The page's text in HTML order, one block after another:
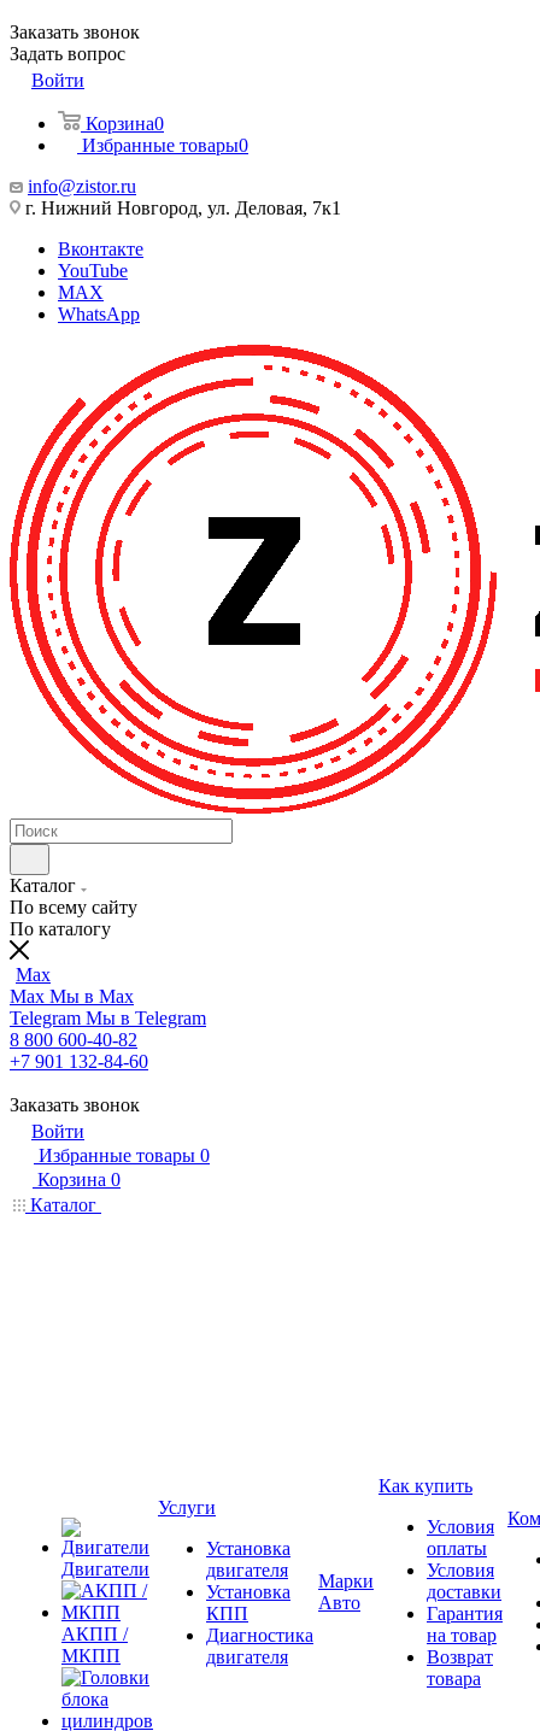
Заказать звонок
Задать вопрос
Войти
Корзина0
Избранные товары0
info@zistor.ru
г. Нижний Новгород, ул. Деловая, 7к1
Вконтакте
YouTube
MAX
WhatsApp
Каталог
По всему сайту
По каталогу
Max
Max Мы в Max
Telegram Мы в Telegram
8 800 600-40-82
+7 901 132-84-60
Заказать звонок
Войти
Избранные товары 0
Корзина 0
Каталог
Двигатели
АКПП /
МКПП
Услуги
Установка
двигателя
Установка
КПП
Диагностика
двигателя
Марки
Авто
Как купить
Условия
оплаты
Условия
доставки
Гарантия
на товар
Возврат
товара